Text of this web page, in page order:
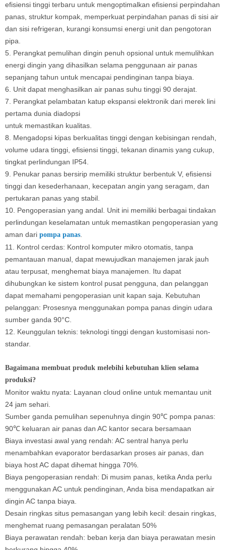
efisiensi tinggi terbaru untuk mengoptimalkan efisiensi perpindahan
panas, struktur kompak, memperkuat perpindahan panas di sisi air
dan sisi refrigeran, kurangi konsumsi energi unit dan pengotoran
pipa.
5. Perangkat pemulihan dingin penuh opsional untuk memulihkan
energi dingin yang dihasilkan selama penggunaan air panas
sepanjang tahun untuk mencapai pendinginan tanpa biaya.
6. Unit dapat menghasilkan air panas suhu tinggi 90 derajat.
7. Perangkat pelambatan katup ekspansi elektronik dari merek lini
pertama dunia diadopsi
untuk memastikan kualitas.
8. Mengadopsi kipas berkualitas tinggi dengan kebisingan rendah,
volume udara tinggi, efisiensi tinggi, tekanan dinamis yang cukup,
tingkat perlindungan IP54.
9. Penukar panas bersirip memiliki struktur berbentuk V, efisiensi
tinggi dan kesederhanaan, kecepatan angin yang seragam, dan
pertukaran panas yang stabil.
10. Pengoperasian yang andal. Unit ini memiliki berbagai tindakan
perlindungan keselamatan untuk memastikan pengoperasian yang
aman dari pompa panas
11. Kontrol cerdas: Kontrol komputer mikro otomatis, tanpa
pemantauan manual, dapat mewujudkan manajemen jarak jauh
atau terpusat, menghemat biaya manajemen. Itu dapat
dihubungkan ke sistem kontrol pusat pengguna, dan pelanggan
dapat memahami pengoperasian unit kapan saja. Kebutuhan
pelanggan: Prosesnya menggunakan pompa panas dingin udara
sumber ganda 90°C.
12. Keunggulan teknis: teknologi tinggi dengan kustomisasi non-
standar.
Bagaimana membuat produk melebihi kebutuhan klien selama
produksi?
Monitor waktu nyata: Layanan cloud online untuk memantau unit
24 jam sehari.
Sumber ganda pemulihan sepenuhnya dingin 90℃ pompa panas:
90℃ keluaran air panas dan AC kantor secara bersamaan
Biaya investasi awal yang rendah: AC sentral hanya perlu
menambahkan evaporator berdasarkan proses air panas, dan
biaya host AC dapat dihemat hingga 70%.
Biaya pengoperasian rendah: Di musim panas, ketika Anda perlu
menggunakan AC untuk pendinginan, Anda bisa mendapatkan air
dingin AC tanpa biaya.
Desain ringkas situs pemasangan yang lebih kecil: desain ringkas,
menghemat ruang pemasangan peralatan 50%
Biaya perawatan rendah: beban kerja dan biaya perawatan mesin